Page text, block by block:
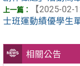
相關公告
【2025-02-
士班運動績優學生